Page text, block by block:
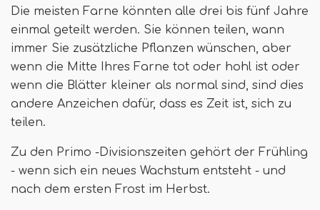
Die meisten Farne könnten alle drei bis fünf Jahre
einmal geteilt werden. Sie können teilen, wann
immer Sie zusätzliche Pflanzen wünschen, aber
wenn die Mitte Ihres Farne tot oder hohl ist oder
wenn die Blätter kleiner als normal sind, sind dies
andere Anzeichen dafür, dass es Zeit ist, sich zu
teilen.
Zu den Primo -Divisionszeiten gehört der Frühling
- wenn sich ein neues Wachstum entsteht - und
nach dem ersten Frost im Herbst.